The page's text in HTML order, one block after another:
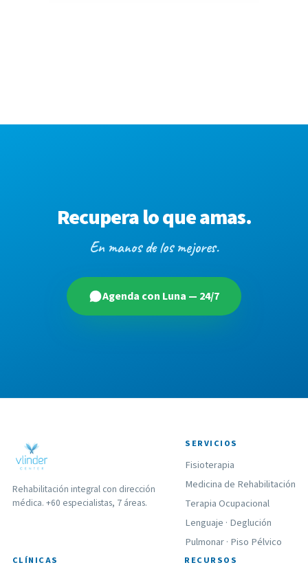
Recupera lo que amas.
En manos de los mejores.
Agenda con Luna — 24/7
Rehabilitación integral con dirección
médica. +60 especialistas, 7 áreas.
SERVICIOS
Fisioterapia
Medicina de Rehabilitación
Terapia Ocupacional
Lenguaje · Deglución
Pulmonar· Piso Pélvico
CLÍNICAS RECURSOS